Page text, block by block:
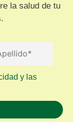
la salud de tu
y las